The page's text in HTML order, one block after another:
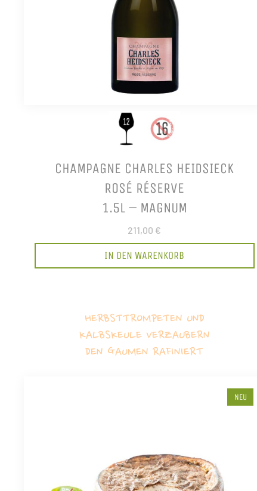
CHAMPAGNE CHARLES HEIDSIECK
ROSÉ RÉSERVE
1.5L – MAGNUM
211,00 €
IN DEN WARENKORB
HERBSTTROMPETEN UND
KALBSKEULE VERZAUBERN
DEN GAUMEN RAFINIERT
NEU